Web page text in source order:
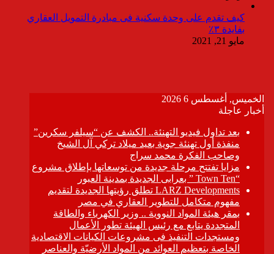
كيف تقدم على وحدة سكنية فى مبادرة التمويل العقاري
بفايدة ٣٪
مايو 21, 2021